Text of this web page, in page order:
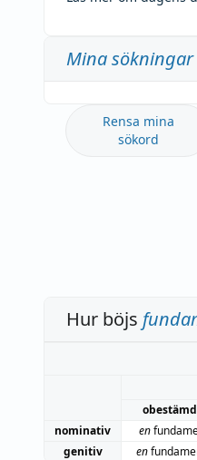
Mina sökningar
Rensa mina
sökord
Hur böjs
nominativ
en
genitiv
en